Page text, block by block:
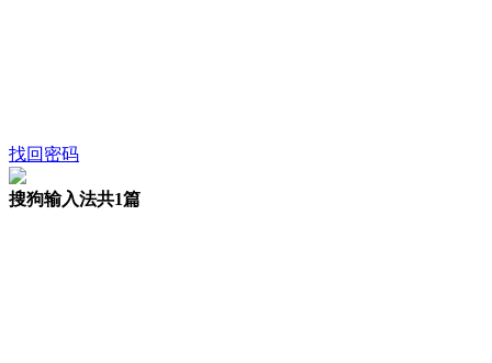
找回密码
搜狗输入法共1篇